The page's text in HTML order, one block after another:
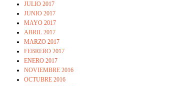
JULIO 2017
JUNIO 2017
MAYO 2017
ABRIL 2017
MARZO 2017
FEBRERO 2017
ENERO 2017
NOVIEMBRE 2016
OCTUBRE 2016